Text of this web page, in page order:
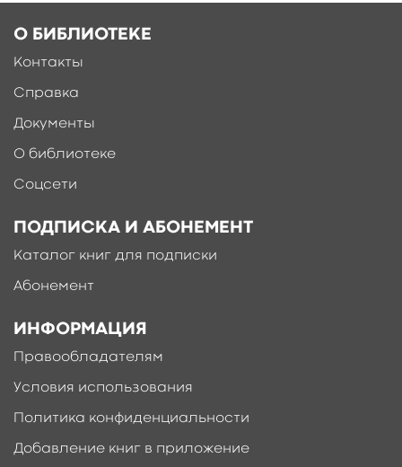
О БИБЛИОТЕКЕ
Контакты
Справка
Документы
О библиотеке
Соцсети
ПОДПИСКА И АБОНЕМЕНТ
Каталог книг для подписки
Абонемент
ИНФОРМАЦИЯ
Правообладателям
Условия использования
Политика конфиденциальности
Добавление книг в приложение